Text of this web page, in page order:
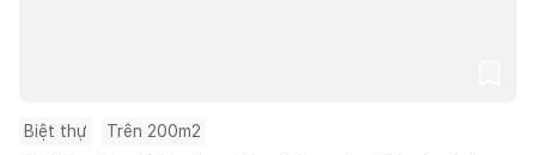
Biệt thự Trên 200m2